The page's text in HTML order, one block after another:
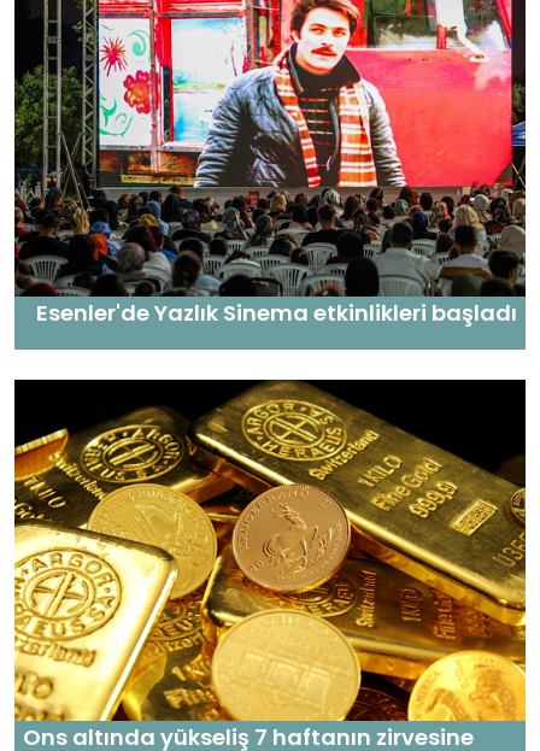
Esenler'de Yazlık Sinema etkinlikleri başladı
Ons altında yükseliş 7 haftanın zirvesine